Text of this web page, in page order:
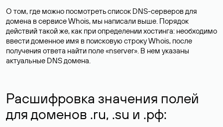
О том, где можно посмотреть список DNS-серверов для
домена в сервисе Whois, мы написали выше. Порядок
действий такой же, как при определении хостинга: необходимо
ввести доменное имя в поисковую строку Whois, после
получения ответа найти поле «nserver». В нем указаны
актуальные DNS домена.
Расшифровка значения полей
для доменов .ru, .su и .рф: